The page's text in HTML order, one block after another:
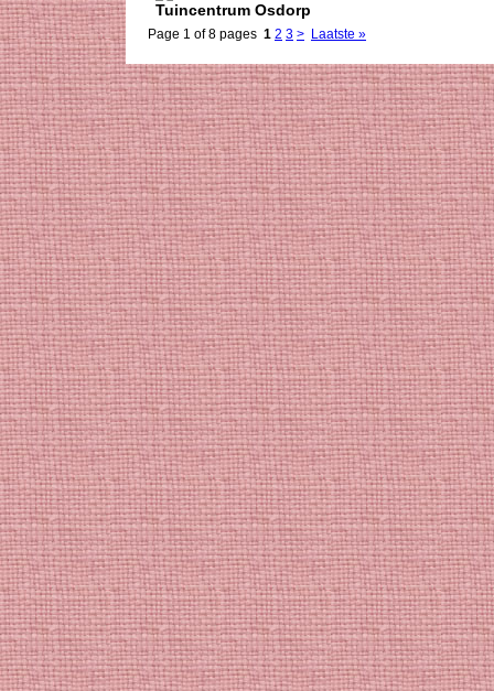
Tuincentrum Osdorp
Page 1 of 8 pages 1 2 3 > Laatste »